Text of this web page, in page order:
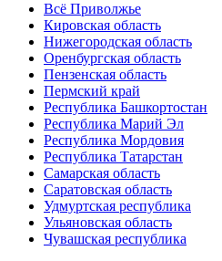
Всё Приволжье
Кировская область
Нижегородская область
Оренбургская область
Пензенская область
Пермский край
Республика Башкортостан
Республика Марий Эл
Республика Мордовия
Республика Татарстан
Самарская область
Саратовская область
Удмуртская республика
Ульяновская область
Чувашская республика